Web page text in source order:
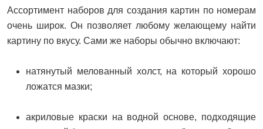
Ассортимент наборов для создания картин по номерам
очень широк. Он позволяет любому желающему найти
картину по вкусу. Сами же наборы обычно включают:
натянутый мелованный холст, на который хорошо
ложатся мазки;
акриловые краски на водной основе, подходящие